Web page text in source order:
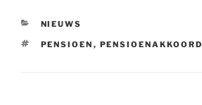
CATEGORIEËN
NIEUWS
TAGS
PENSIOEN , PENSIOENAKKOORD